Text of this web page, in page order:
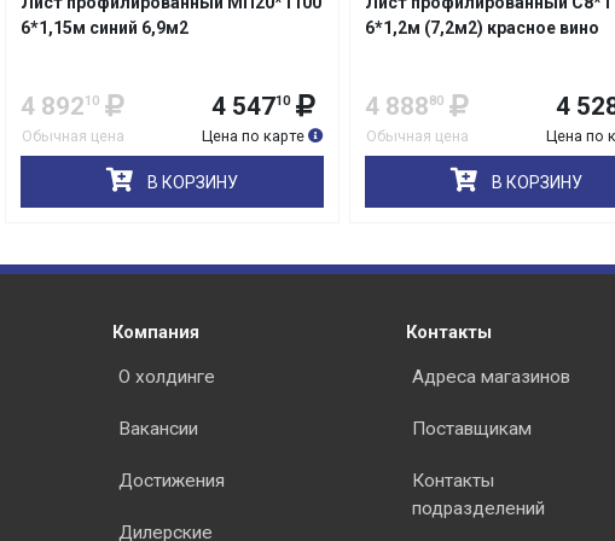
6*1,2м (7,2м2) красное вино
4 88880
Обычная цена
4 52880
Цена по карте
В КОРЗИНУ
6*1,2м (7,2м2) коричневый
4 88880
Обычная цена
4
Цена по
В КОРЗИНУ
раз в 2 недели
Компания
О холдинге
Вакансии
Достижения
Дилерские
Контакты
Адреса магазинов
Поставщикам
Контакты
подразделений